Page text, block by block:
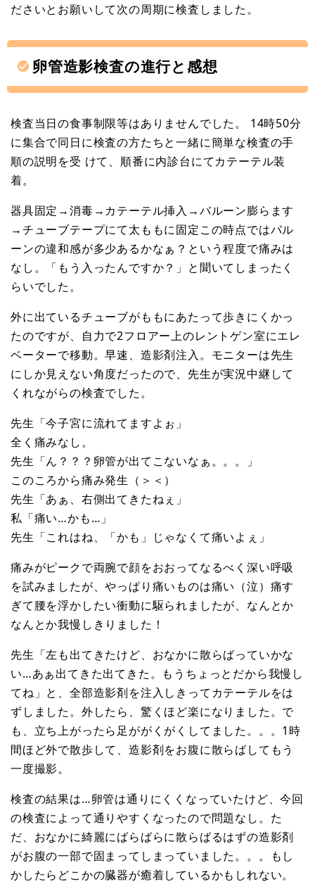
ださいとお願いして次の周期に検査しました。
卵管造影検査の進行と感想
検査当日の食事制限等はありませんでした。 14時50分
に集合で同日に検査の方たちと一緒に簡単な検査の手
順の説明を受 けて、順番に内診台にてカテーテル装
着。
器具固定→消毒→カテーテル挿入→バルーン膨らます
→チューブテープにて太ももに固定この時点ではバル
ーンの違和感が多少あるかなぁ？という程度で痛みは
なし。「もう入ったんですか？」と聞いてしまったく
らいでした。
外に出ているチューブがももにあたって歩きにくかっ
たのですが、自力で2フロアー上のレントゲン室にエレ
ベーターで移動。早速、造影剤注入。モニターは先生
にしか見えない角度だったので、先生が実況中継して
くれながらの検査でした。
先生「今子宮に流れてますよぉ」
全く痛みなし。
先生「ん？？？卵管が出てこないなぁ。。。」
このころから痛み発生（＞＜）
先生「あぁ、右側出てきたねぇ」
私「痛い…かも…」
先生「これはね、「かも」じゃなくて痛いよぇ」
痛みがピークで両腕で顔をおおってなるべく深い呼吸
を試みましたが、やっぱり痛いものは痛い（泣）痛す
ぎて腰を浮かしたい衝動に駆られましたが、なんとか
なんとか我慢しきりました！
先生「左も出てきたけど、おなかに散らばっていかな
い…あぁ出てきた出てきた。もうちょっとだから我慢し
てね」と、全部造影剤を注入しきってカテーテルをは
ずしました。外したら、驚くほど楽になりました。で
も、立ち上がったら足ががくがくしてました。。。1時
間ほど外で散歩して、造影剤をお腹に散らばしてもう
一度撮影。
検査の結果は…卵管は通りにくくなっていたけど、今回
の検査によって通りやすくなったので問題なし。た
だ、おなかに綺麗にばらばらに散らばるはずの造影剤
がお腹の一部で固まってしまっていました。。。もし
かしたらどこかの臓器が癒着しているかもしれない。